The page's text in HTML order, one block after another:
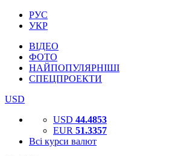
РУС
УКР
ВІДЕО
ФОТО
НАЙПОПУЛЯРНІШІ
СПЕЦПРОЕКТИ
USD
USD 44.4853
EUR 51.3357
Всі курси валют